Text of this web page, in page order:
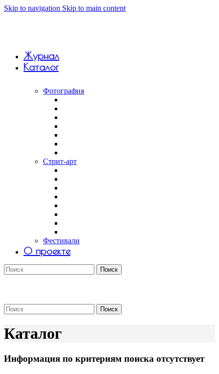
Skip to navigation Skip to main content
Журнал
Каталог
Фотография
Стрит-арт
Фестивали
О проекте
Поиск
Поиск
Каталог
Информация по критериям поиска отсутствует